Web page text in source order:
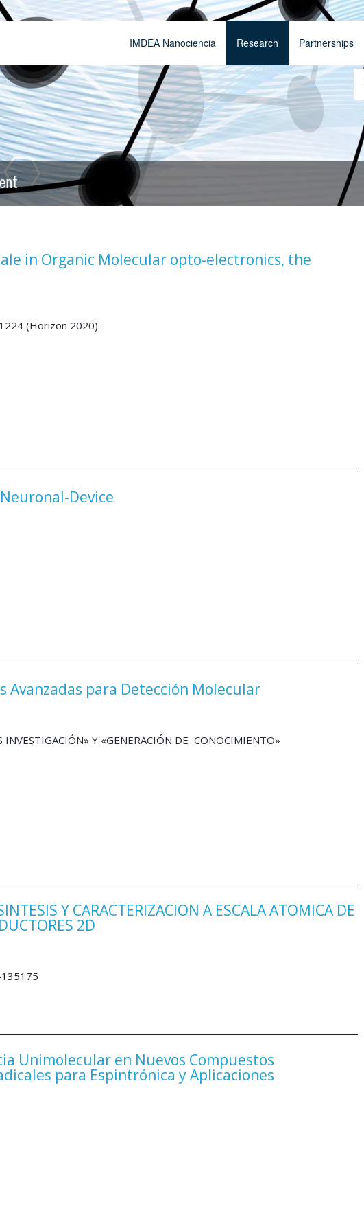
IMDEA Nanociencia Research Partnerships
in Organic Molecular opto-electronics, the
(Horizon 2020).
Device
Avanzadas para Detección Molecular
Y «GENERACIÓN DE CONOCIMIENTO»
Y CARACTERIZACION A ESCALA ATOMICA DE
2D
Unimolecular en Nuevos Compuestos
para Espintrónica y Aplicaciones